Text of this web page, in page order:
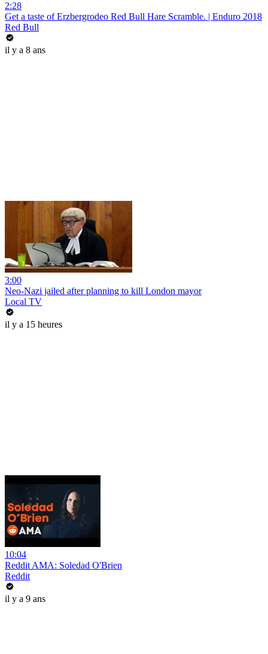
2:28
Get a taste of Erzbergrodeo Red Bull Hare Scramble. | Enduro 2018
Red Bull
il y a 8 ans
3:00
Neo-Nazi jailed after planning to kill London mayor
Local TV
il y a 15 heures
10:04
Reddit AMA: Soledad O'Brien
Reddit
il y a 9 ans